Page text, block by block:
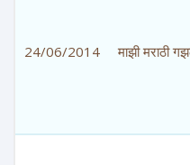
24/06/2014 माझी मराठी